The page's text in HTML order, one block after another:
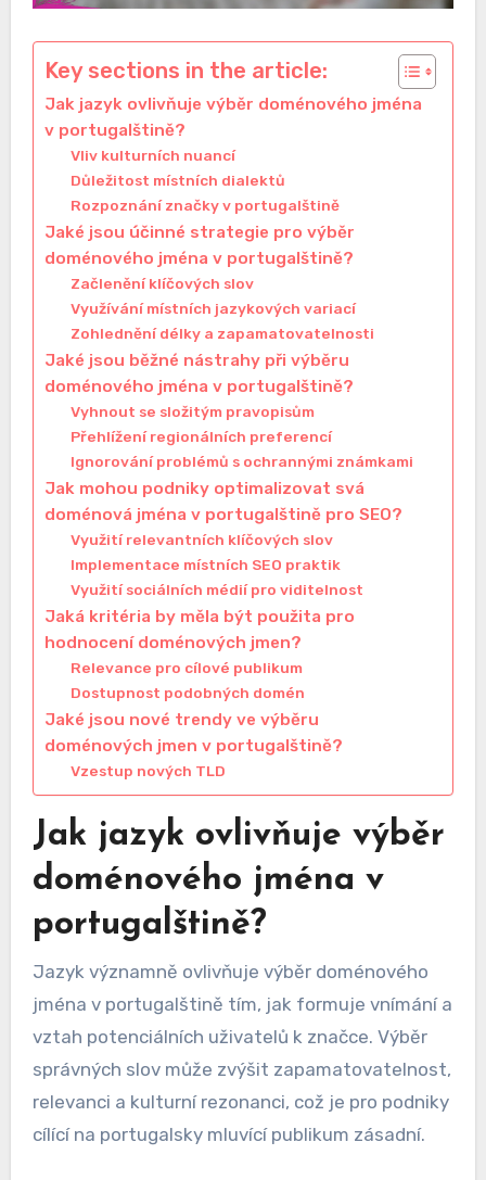
Key sections in the article:
Jak jazyk ovlivňuje výběr doménového jména
v portugalštině?
Vliv kulturních nuancí
Důležitost místních dialektů
Rozpoznání značky v portugalštině
Jaké jsou účinné strategie pro výběr
doménového jména v portugalštině?
Začlenění klíčových slov
Využívání místních jazykových variací
Zohlednění délky a zapamatovatelnosti
Jaké jsou běžné nástrahy při výběru
doménového jména v portugalštině?
Vyhnout se složitým pravopisům
Přehlížení regionálních preferencí
Ignorování problémů s ochrannými známkami
Jak mohou podniky optimalizovat svá
doménová jména v portugalštině pro SEO?
Využití relevantních klíčových slov
Implementace místních SEO praktik
Využití sociálních médií pro viditelnost
Jaká kritéria by měla být použita pro
hodnocení doménových jmen?
Relevance pro cílové publikum
Dostupnost podobných domén
Jaké jsou nové trendy ve výběru
doménových jmen v portugalštině?
Vzestup nových TLD
Jak jazyk ovlivňuje výběr
doménového jména v
portugalštině?
Jazyk významně ovlivňuje výběr doménového
jména v portugalštině tím, jak formuje vnímání a
vztah potenciálních uživatelů k značce. Výběr
správných slov může zvýšit zapamatovatelnost,
relevanci a kulturní rezonanci, což je pro podniky
cílící na portugalsky mluvící publikum zásadní.